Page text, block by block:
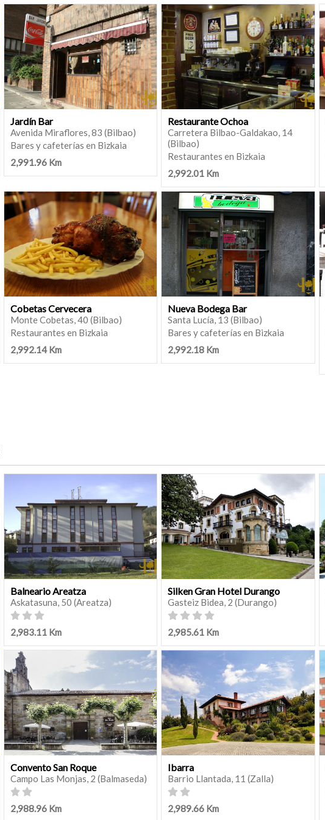
Jardín Bar
Avenida Miraflores, 83 (Bilbao)
Bares y cafeterías en Bizkaia
2,991.96 Km
Restaurante Ochoa
Carretera Bilbao-Galdakao, 14
(Bilbao)
Restaurantes en Bizkaia
2,992.01 Km
Cobetas Cervecera
Monte Cobetas, 40 (Bilbao)
Restaurantes en Bizkaia
2,992.14 Km
Nueva Bodega Bar
Santa Lucía, 13 (Bilbao)
Bares y cafeterías en Bizkaia
2,992.18 Km
Balneario Areatza
Askatasuna, 50 (Areatza)
2,983.11 Km
Silken Gran Hotel Durango
Gasteiz Bidea, 2 (Durango)
2,985.61 Km
Convento San Roque
Campo Las Monjas, 2 (Balmaseda)
2,988.96 Km
Ibarra
Barrio Llantada, 11 (Zalla)
2,989.66 Km